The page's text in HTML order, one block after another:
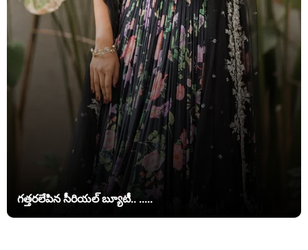
గత్తరలేపిన సీరియల్ బ్యూటీ.. .....